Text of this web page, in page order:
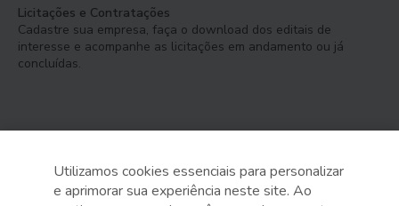
Licitações e Contratações
Cadastre sua empresa, faça o download dos editais de
interesse e acompanhe as licitações em andamento ou já
concluídas.
Serviço Social do Comércio
Utilizamos cookies essenciais para personalizar
e aprimorar sua experiência neste site. Ao